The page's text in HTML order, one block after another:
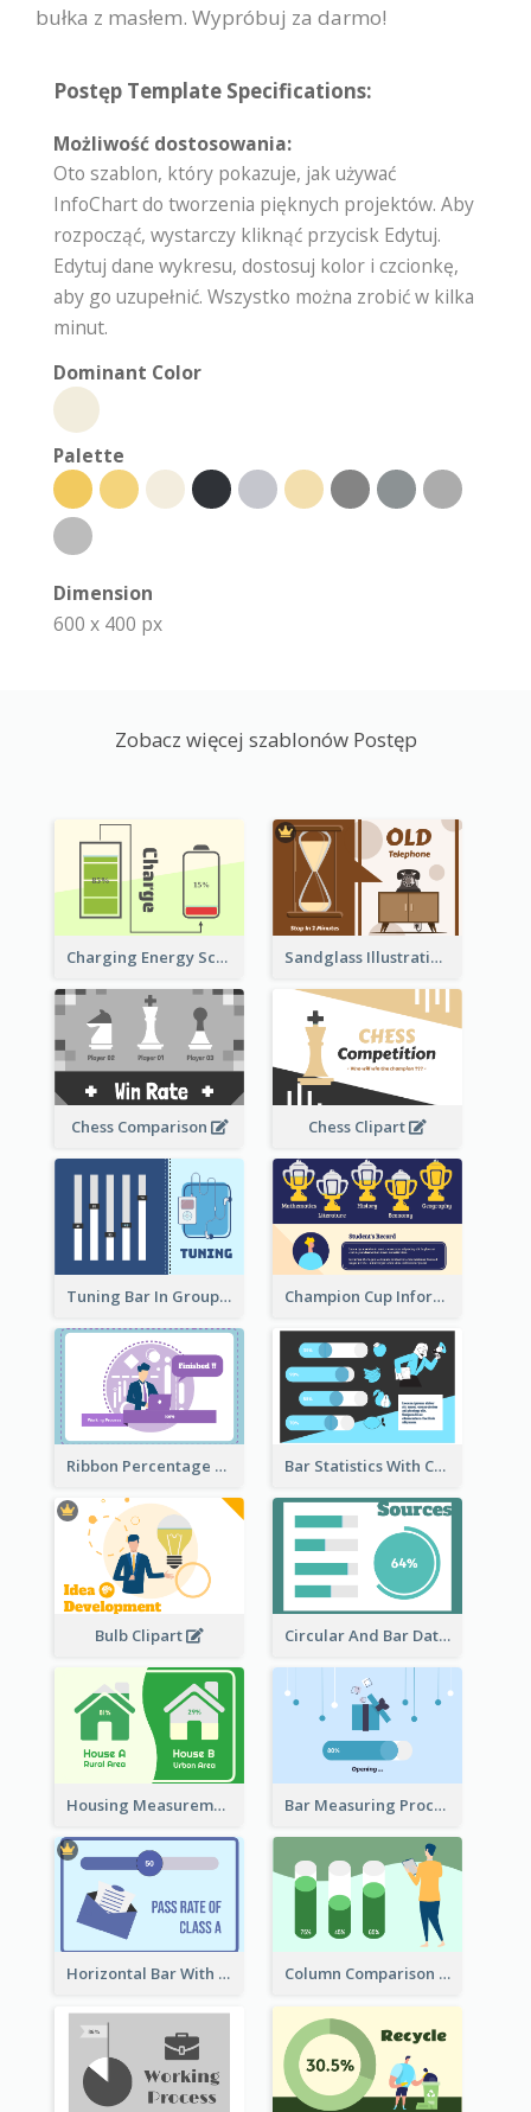
bułka z masłem. Wypróbuj za darmo!
Postęp Template Specifications:
Możliwość dostosowania:
Oto szablon, który pokazuje, jak używać
InfoChart do tworzenia pięknych projektów. Aby
rozpocząć, wystarczy kliknąć przycisk Edytuj.
Edytuj dane wykresu, dostosuj kolor i czcionkę,
aby go uzupełnić. Wszystko można zrobić w kilka
minut.
Dominant Color
Palette
Dimension
600 x 400 px
Zobacz więcej szablonów Postęp
Charging Energy Schematic Diagram Sandglass Illustration About Telephone
Chess Comparison Chess Clipart
Tuning Bar In Groups Champion Cup Informative Record
Ribbon Percentage Measurement Bar Statistics With Comparison
Bulb Clipart Circular And Bar Data
Housing Measurement Comparison Bar Measuring Process
Horizontal Bar With Button Column Comparison Record